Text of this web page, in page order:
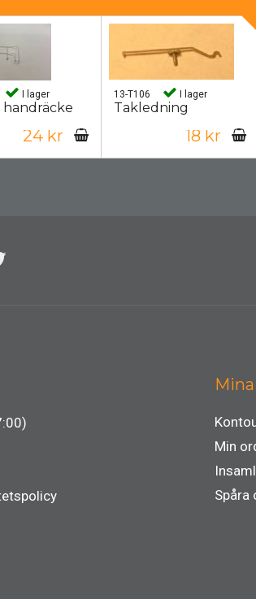
I lager
handräcke
24 kr
13-T106 I lager
Takledning
18 kr
Min
Spåra